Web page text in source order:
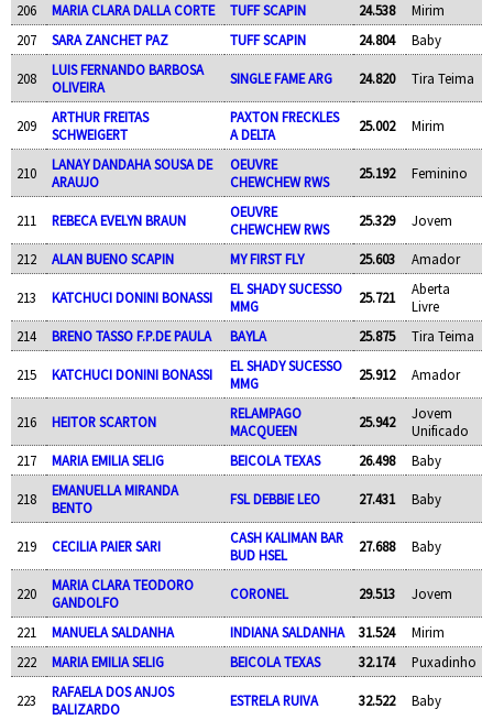
206 MARIA CLARA DALLA CORTE TUFF SCAPIN 24.538
Mirim
207
SARA ZANCHET PAZ TUFF SCAPIN 24.804 Baby
208
LUIS FERNANDO BARBOSA
OLIVEIRA
SINGLE FAME ARG 24.820 Tira Teima
209
ARTHUR FREITAS
SCHWEIGERT
PAXTON FRECKLES
A DELTA
25.002 Mirim
210
LANAY DANDAHA SOUSA DE
ARAUJO
OEUVRE
CHEWCHEW RWS
25.192 Feminino
211 REBECA EVELYN BRAUN
OEUVRE
CHEWCHEW RWS
25.329 Jovem
212 ALAN BUENO SCAPIN MY FIRST FLY 25.603 Amador
213 KATCHUCI DONINI BONASSI
EL SHADY SUCESSO
MMG
25.721
Aberta
Livre
214
BRENO TASSO F.P.DE PAULA BAYLA 25.875 Tira Teima
215 KATCHUCI DONINI BONASSI
EL SHADY SUCESSO
MMG
25.912 Amador
216 HEITOR SCARTON
RELAMPAGO
MACQUEEN
25.942
Jovem
Unificado
217
MARIA EMILIA SELIG BEICOLA TEXAS 26.498 Baby
218
EMANUELLA MIRANDA
BENTO
FSL DEBBIE LEO 27.431 Baby
219 CECILIA PAIER SARI
CASH KALIMAN BAR
BUD HSEL
27.688 Baby
220
MARIA CLARA TEODORO
GANDOLFO
CORONEL 29.513 Jovem
221 MANUELA SALDANHA INDIANA SALDANHA 31.524
Mirim
222
MARIA EMILIA SELIG BEICOLA TEXAS 32.174 Puxadinho
223
RAFAELA DOS ANJOS
BALIZARDO
ESTRELA RUIVA 32.522 Baby